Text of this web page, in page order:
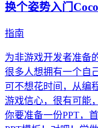
换个姿势入门
指南
为非游戏开发者准备
很多人想拥有一个自
可不想花时间，从编
游戏信心，很有可能
你要准备一份PPT，